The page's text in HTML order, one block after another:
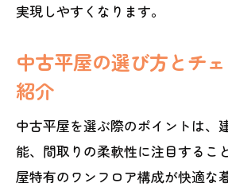
実現しやすくなります。
中古平屋の選び方とチ
紹介
中古平屋を選ぶ際のポイントは、
能、間取りの柔軟性に注目するこ
屋特有のワンフロア構成が快適な